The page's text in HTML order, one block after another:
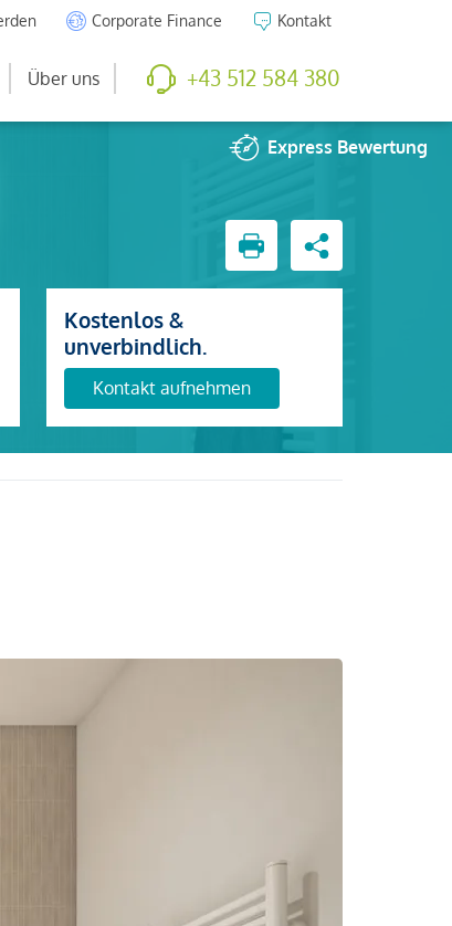
Corporate Finance Kontakt
Über uns +43 512 584 380
Express Bewertung
Kostenlos &
unverbindlich.
Kontakt aufnehmen